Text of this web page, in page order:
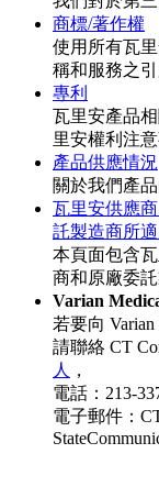
商標/著作權
使用所有瓦
稱和服務之引
專利
瓦里安產品
里安權利注意
產品供應情況
關於我們產
瓦里安供應
託製造商所
本頁面包含
商和原廠委
Varian
若要向 Varian
請聯絡 CT
人
，
電話：213-
電子郵件：